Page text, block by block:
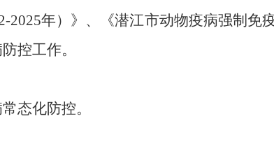
2025年）》、《潜江市动物疫病强制免
控工作。
态化防控。